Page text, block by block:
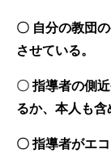
〇 自分の教団
させている。
〇 指導者の側
るか、本人も含
〇 指導者がエ